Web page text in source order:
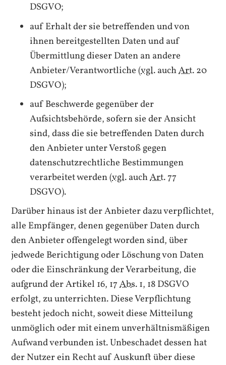
DSGVO;
auf Erhalt der sie betreffenden und von
ihnen bereitgestellten Daten und auf
Übermittlung dieser Daten an andere
Anbieter/Verantwortliche (vgl.auchArt.20
DSGVO);
auf Beschwerde gegenüber der
Aufsichtsbehörde, sofern sie der Ansicht
sind, dass die sie betreffenden Daten durch
den Anbieter unter Verstoß gegen
datenschutzrechtliche Bestimmungen
verarbeitet werden (vgl.auchArt.77
DSGVO).
Darüber hinaus ist der Anbieter dazu verpflichtet,
alle Empfänger, denen gegenüber Daten durch
den Anbieter offengelegt worden sind, über
jedwede Berichtigung oder Löschung von Daten
oder die Einschränkung der Verarbeitung, die
aufgrund der Artikel 16, 17Abs.1, 18 DSGVO
erfolgt, zu unterrichten. Diese Verpflichtung
besteht jedoch nicht, soweit diese Mitteilung
unmöglich oder mit einem unverhältnismäßigen
Aufwand verbunden ist. Unbeschadet dessen hat
der Nutzer ein Recht auf Auskunft über diese